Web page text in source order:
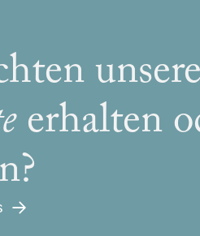
erhalten